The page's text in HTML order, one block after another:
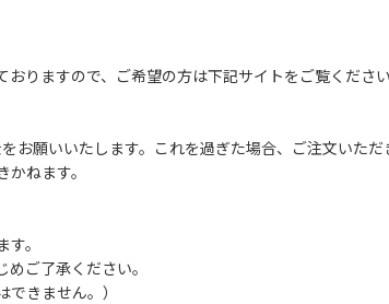
りますので、ご希望の方は下記サイトをご覧ください
願いいたします。これを過ぎた場合、ご注文いただ
ねます。
。
ご了承ください。
きません。）